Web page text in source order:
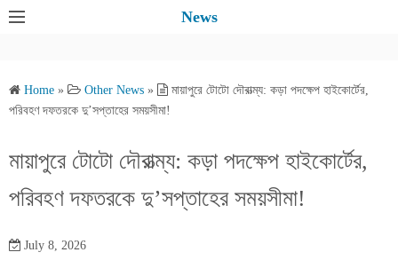
News
Home » Other News »
মায়াপুরে টোটো দৌরাত্ম্য: কড়া পদক্ষেপ হাইকোর্টের,
পরিবহণ দফতরকে দু’সপ্তাহের সময়সীমা!
মায়াপুরে টোটো দৌরাত্ম্য: কড়া পদক্ষেপ হাইকোর্টের,
পরিবহণ দফতরকে দু’সপ্তাহের সময়সীমা!
July 8, 2026